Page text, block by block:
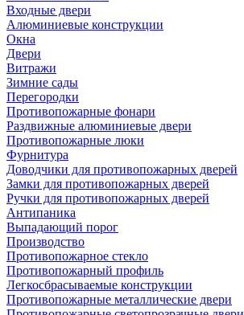
Входные двери
Алюминиевые конструкции
Окна
Двери
Витражи
Зимние сады
Перегородки
Противопожарные фонари
Раздвижные алюминиевые двери
Противопожарные люки
Фурнитура
Доводчики для противопожарных дверей
Замки для противопожарных дверей
Ручки для противопожарных дверей
Антипаника
Выпадающий порог
Производство
Противопожарное стекло
Противопожарный профиль
Легкосбрасываемые конструкции
Противопожарные металлические двери